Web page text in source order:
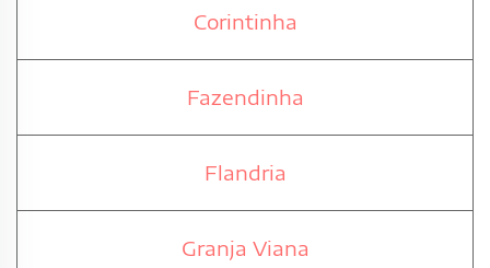
Corintinha
Fazendinha
Flandria
Granja Viana